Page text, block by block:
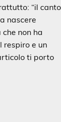
“il canto
nascere
non ha
respiro e un
ti porto